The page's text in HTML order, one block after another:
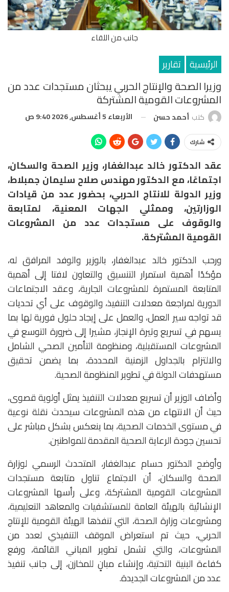
جانب من اللقاء
الرئيسية تقارير
وزيرا الصحة والإنتاج الحربي يبحثان مستجدات عدد من
المشروعات القومية المشتركة
كتب أحمد حسن الأربعاء 5 أغسطس, 2026 9:40 ص
شارك
عقد الدكتور خالد عبدالغفار، وزير الصحة والسكان،
اجتماعًا، مع الدكتور مهندس صلاح سليمان جمبلاط،
وزير الدولة للانتاج الحربي، بحضور عدد من قيادات
الوزارتين، وممثلي الجهات المعنية، لمتابعة
والوقوف على مستجدات عدد من المشروعات
القومية المشتركة.
ورحب الدكتور خالد عبدالغفار، بالوزير والوفد المرافق له،
مؤكدًا أهمية استمرار التنسيق والتعاون لافتا إلى أهمية
المتابعة المستمرة للمشروعات الجارية، وعقد الاجتماعات
الدورية لمراجعة معدلات التنفيذ، والوقوف على أي تحديات
قد تواجه سير العمل، والعمل على إيجاد حلول فورية لها بما
يسهم في تسريع وتيرة الإنجاز، مشيرا إلى ضرورة التوسع في
المشروعات المستقبلية، ومنظومة التأمين الصحي الشامل
والالتزام بالجداول الزمنية المحددة، بما يضمن تحقيق
مستهدفات الدولة في تطوير المنظومة الصحية.
وأضاف الوزير أن تسريع معدلات التنفيذ يمثل أولوية قصوى،
حيث أن الانتهاء من هذه المشروعات سيحدث نقلة نوعية
في مستوى الخدمات الصحية، بما ينعكس بشكل مباشر على
تحسين جودة الرعاية الصحية المقدمة للمواطنين.
وأوضح الدكتور حسام عبدالغفار، المتحدث الرسمي لوزارة
الصحة والسكان، أن الاجتماع تناول متابعة مستجدات
المشروعات القومية المشتركة، وعلى رأسها المشروعات
الإنشائية بالهيئة العامة للمستشفيات والمعاهد التعليمية،
ومشروعات وزارة الصحة، التي تنفذها الهيئة القومية للإنتاج
الحربي، حيث تم استعراض الموقف التنفيذي لعدد من
المشروعات، والتي تشمل تطوير المباني القائمة، ورفع
كفاءة البنية التحتية، وإنشاء مبانٍ للمخازن، إلى جانب تنفيذ
عدد من المشروعات الجديدة.